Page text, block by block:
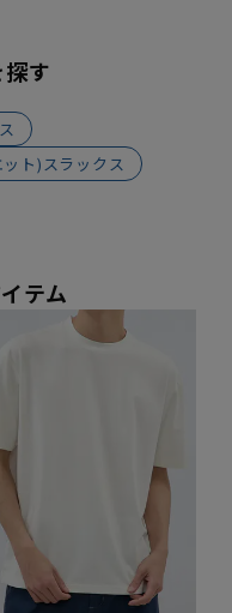
す
ト)スラックス
テム